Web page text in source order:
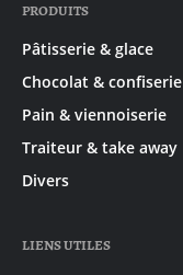
PRODUITS
Pâtisserie & glace
Chocolat & confiserie
Pain & viennoiserie
Traiteur & take away
Divers
LIENS UTILES